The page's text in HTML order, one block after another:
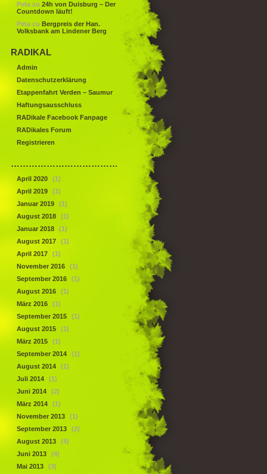
Peta zu 24h von Duisburg – Der
Countdown läuft!
Peta zu Bergpreis der Han.
Volksbank am Lindener Berg
RADIKAL
Admin
Datenschutzerklärung
Etappenfahrt Verden – Saumur
Haftungsausschluss
RADikale Facebook Fanpage
RADikales Forum
Registrieren
……………………………………
April 2020
(1)
April 2019
(1)
Januar 2019
(1)
August 2018
(1)
Januar 2018
(1)
August 2017
(1)
April 2017
(1)
November 2016
(1)
September 2016
(1)
August 2016
(1)
März 2016
(1)
September 2015
(1)
August 2015
(1)
März 2015
(1)
September 2014
(1)
August 2014
(1)
Juli 2014
(1)
Juni 2014
(2)
März 2014
(1)
November 2013
(1)
September 2013
(2)
August 2013
(4)
Juni 2013
(4)
Mai 2013
(3)